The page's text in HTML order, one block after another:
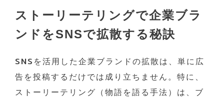
ストーリーテリングで企業ブラ
ンドをSNSで拡散する秘訣
SNSを活用した企業ブランドの拡散は、単に広
告を投稿するだけでは成り立ちません。特に、
ストーリーテリング（物語を語る手法）は、ブ